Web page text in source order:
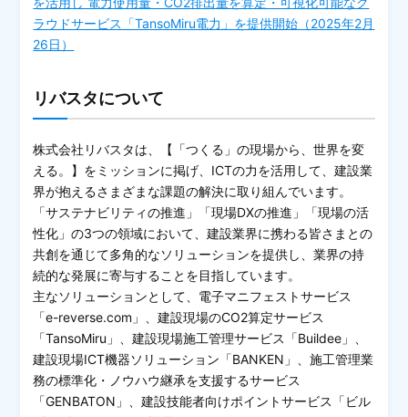
ラウドサービス「TansoMiru電力」を提供開始（2025年2月
26日）
リバスタについて
株式会社リバスタは、【「つくる」の現場から、世界を変
える。】をミッションに掲げ、ICTの力を活用して、建設業
界が抱えるさまざまな課題の解決に取り組んでいます。
「サステナビリティの推進」「現場DXの推進」「現場の活
性化」の3つの領域において、建設業界に携わる皆さまとの
共創を通じて多角的なソリューションを提供し、業界の持
続的な発展に寄与することを目指しています。
主なソリューションとして、電子マニフェストサービス
「e-reverse.com」、建設現場のCO2算定サービス
「TansoMiru」、建設現場施工管理サービス「Buildee」、
建設現場ICT機器ソリューション「BANKEN」、施工管理業
務の標準化・ノウハウ継承を支援するサービス
「GENBATON」、建設技能者向けポイントサービス「ビル